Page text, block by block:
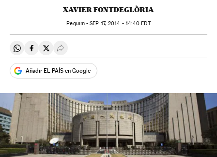
XAVIER FONTDEGLÒRIA
Pequim -SEP 17, 2014 - 14:40 EDT
Compartir en Whatsapp
Compartir en Facebook
Compartir en Twitter
Desplegar Redes Sociales
Añadir EL PAÍS en Google